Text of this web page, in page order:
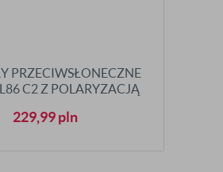
PRZECIWSŁONECZNE
C2 Z POLARYZACJĄ
229,99pln